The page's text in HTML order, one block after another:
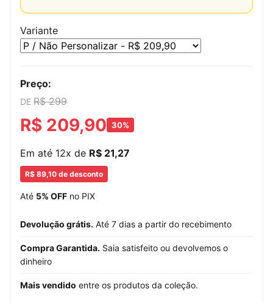
Variante
Preço:
DE R$ 299
R$ 209,90 30%
Em até 12x de R$ 21,27
R$ 89,10 de desconto
Até 5% OFF no PIX
Devolução grátis. Até 7 dias a partir do recebimento
Compra Garantida. Saia satisfeito ou devolvemos o
dinheiro
Mais vendido entre os produtos da coleção.